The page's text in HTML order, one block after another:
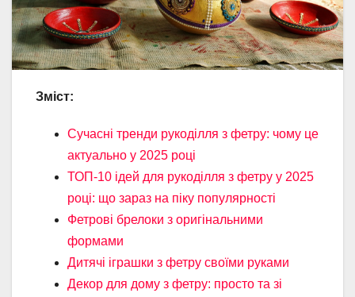
Зміст:
Сучасні тренди рукоділля з фетру: чому це
актуально у 2025 році
ТОП-10 ідей для рукоділля з фетру у 2025
році: що зараз на піку популярності
Фетрові брелоки з оригінальними
формами
Дитячі іграшки з фетру своїми руками
Декор для дому з фетру: просто та зі